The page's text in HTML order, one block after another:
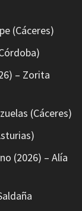
(Cáceres)
– Zorita
(Cáceres)
(2026) – Alía